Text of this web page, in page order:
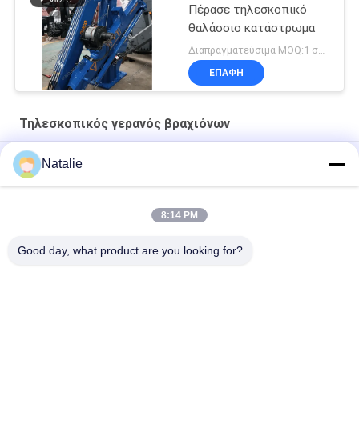
Πέρασε τηλεσκοπικό
θαλάσσιο κατάστρωμα
Διαπραγματεύσιμα MOQ:1 σύνολο
ΕΠΑΦΉ
Τηλεσκοπικός γερανός βραχιόνων
Γερανός ηλεκτρικού μηχανοστασίου 10 τόνων για πλοίο
Υδραυλικός Τηλεσκοπικός Γερανός Αποβάθρας 12T10M
Θαλάσσιο υδραυλικό 3t 30m άσπρος τηλεσκοπικός γερανός
Natalie
8:14 PM
Good day, what product are you looking for?